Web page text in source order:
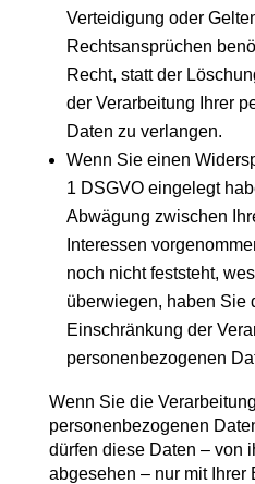
Verteidigung oder
Rechtsansprüchen
Recht, statt der
der Verarbeitung Ihrer
Daten zu verlangen.
Wenn Sie einen
1 DSGVO eingelegt
Abwägung zwischen
Interessen
noch nicht feststeht,
überwiegen, haben Sie
Einschränkung der
personenbezogenen
Wenn Sie die
personenbezogenen
dürfen diese Daten – von
abgesehen – nur mit